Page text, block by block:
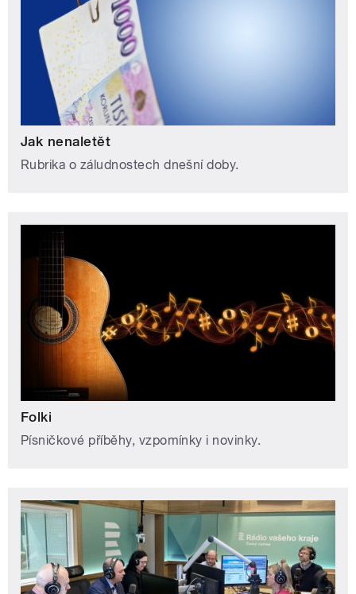
Jak nenaletět
Rubrika o záludnostech dnešní doby.
Folki
Písničkové příběhy, vzpomínky i novinky.